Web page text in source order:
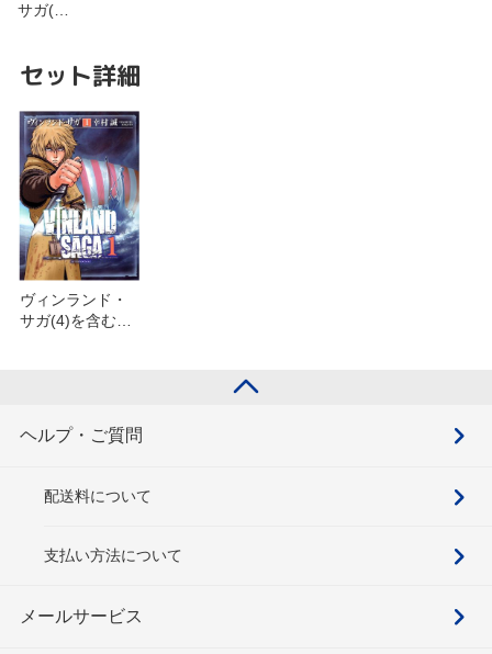
サガ(…
セット詳細
ヴィンランド・
サガ(4)を含むセ
ヘルプ・ご質問
配送料について
支払い方法について
メールサービス